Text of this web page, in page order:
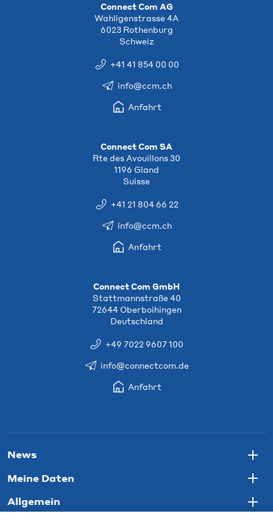
Connect Com AG
Wahligenstrasse 4A
6023 Rothenburg
Schweiz
+41 41 854 00 00
info@ccm.ch
Anfahrt
Connect Com SA
Rte des Avouillons 30
1196 Gland
Suisse
+41 21 804 66 22
info@ccm.ch
Anfahrt
Connect Com GmbH
Stattmannstraße 40
72644 Oberboihingen
Deutschland
+49 7022 9607 100
info@connectcom.de
Anfahrt
News
Meine Daten
Allgemein